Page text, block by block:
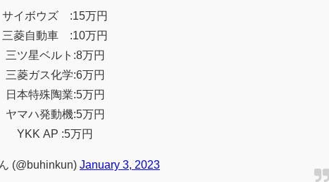
サイボウズ :15万円
三菱自動車 :10万円
三ツ星ベルト:8万円
三菱ガス化学:6万円
日本特殊陶業:5万円
ヤマハ発動機:5万円
YKK AP :5万円
(@buhinkun) January 3, 2023